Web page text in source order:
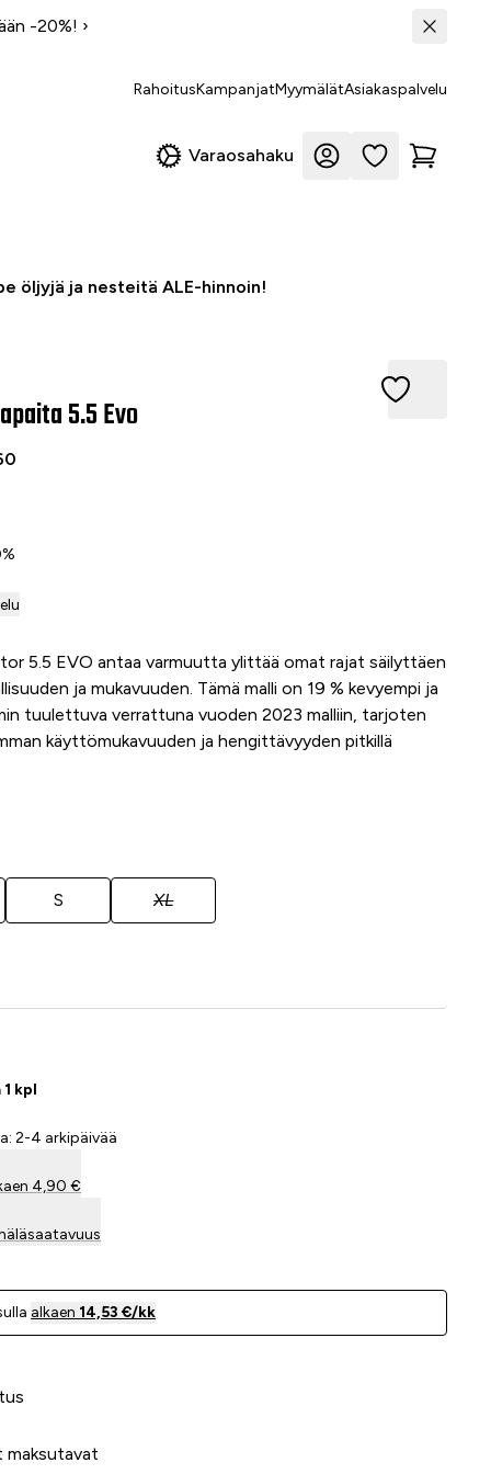
-20%! ›
RahoitusKampanjatMyymälätAsiakaspalvelu
Varaosahaku
öljyjä ja nesteitä ALE-hinnoin!
5.5 Evo #S
5.5 Evo
5.5 EVO antaa varmuutta ylittää omat rajat säilyttäen
ja mukavuuden. Tämä malli on 19 % kevyempi ja
tuulettuva verrattuna vuoden 2023 malliin, tarjoten
käyttömukavuuden ja hengittävyyden pitkillä
S XL
kpl
2-4 arkipäivää
4,90 €
alkaen 14,53 €/kk
maksutavat